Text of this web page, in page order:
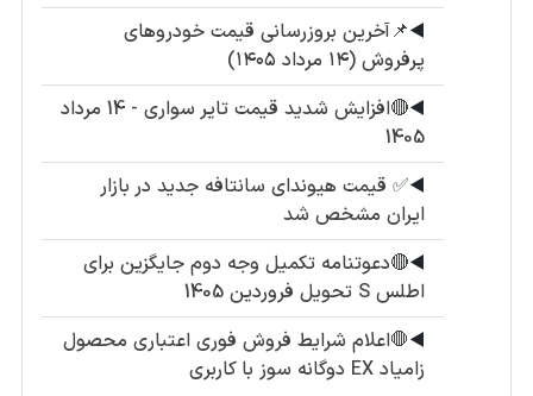
◀️📌آخرین بروزرسانی قیمت خودروهای
پرفروش (۱۴ مرداد ۱۴۰۵)
◀️
🔴افزایش شدید قیمت تایر سواری - 14 مرداد
1405
◀️✅ قیمت هیوندای سانتافه جدید در بازار
ایران مشخص شد
◀️🔴دعوتنامه تکمیل وجه دوم جایگزین برای
اطلس S تحویل فروردین 1405
◀️🛑اعلام شرایط فروش فوری اعتباری محصول
زامیاد EX دوگانه سوز با کاربری